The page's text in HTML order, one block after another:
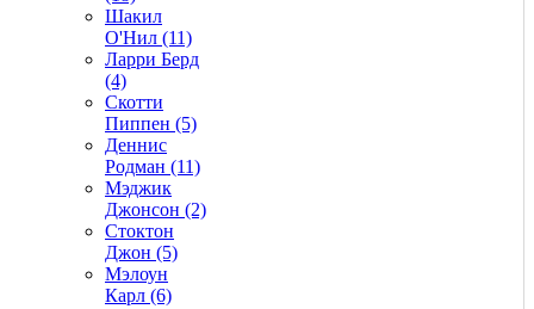
Шакил
О'Нил (11)
Ларри Берд
(4)
Скотти
Пиппен (5)
Деннис
Родман (11)
Мэджик
Джонсон (2)
Стоктон
Джон (5)
Мэлоун
Карл (6)